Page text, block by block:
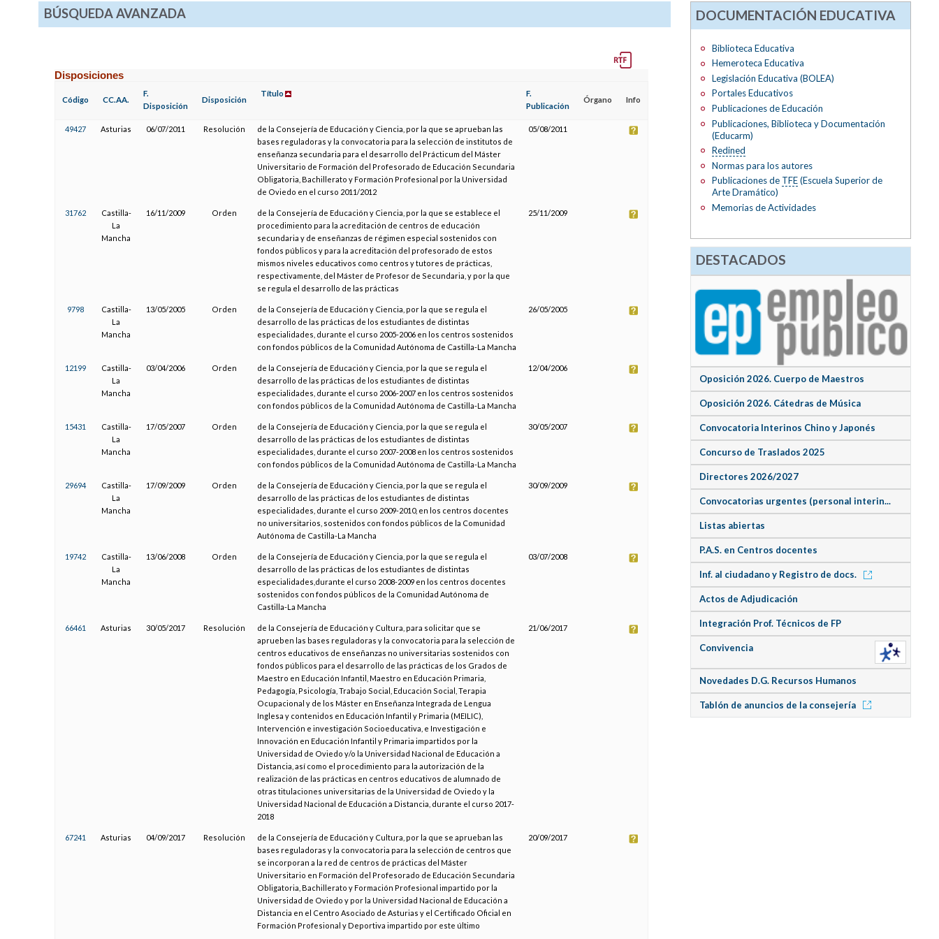
BÚSQUEDA AVANZADA
Disposiciones
Código CC.AA.
F.
Disposición
Disposición
Título
F.
Publicación
Órgano Info
49427 Asturias 06/07/2011 Resolución
de la Consejería de Educación y Ciencia, por la que se aprueban las
bases reguladoras y la convocatoria para la selección de institutos de
enseñanza secundaria para el desarrollo del Prácticum del Máster
Universitario de Formación del Profesorado de Educación Secundaria
Obligatoria, Bachillerato y Formación Profesional por la Universidad
de Oviedo en el curso 2011/2012
05/08/2011
31762
Castilla-
La
Mancha
16/11/2009 Orden
de la Consejería de Educación y Ciencia, por la que se establece el
procedimiento para la acreditación de centros de educación
secundaria y de enseñanzas de régimen especial sostenidos con
fondos públicos y para la acreditación del profesorado de estos
mismos niveles educativos como centros y tutores de prácticas,
respectivamente, del Máster de Profesor de Secundaria, y por la que
se regula el desarrollo de las prácticas
25/11/2009
9798
Castilla-
La
Mancha
13/05/2005 Orden
de la Consejería de Educación y Ciencia, por la que se regula el
desarrollo de las prácticas de los estudiantes de distintas
especialidades, durante el curso 2005-2006 en los centros sostenidos
con fondos públicos de la Comunidad Autónoma de Castilla-La Mancha
26/05/2005
12199
Castilla-
La
Mancha
03/04/2006 Orden
de la Consejería de Educación y Ciencia, por la que se regula el
desarrollo de las prácticas de los estudiantes de distintas
especialidades, durante el curso 2006-2007 en los centros sostenidos
con fondos públicos de la Comunidad Autónoma de Castilla-La Mancha
12/04/2006
15431
Castilla-
La
Mancha
17/05/2007 Orden
de la Consejería de Educación y Ciencia, por la que se regula el
desarrollo de las prácticas de los estudiantes de distintas
especialidades, durante el curso 2007-2008 en los centros sostenidos
con fondos públicos de la Comunidad Autónoma de Castilla-La Mancha
30/05/2007
29694
Castilla-
La
Mancha
17/09/2009 Orden
de la Consejería de Educación y Ciencia, por la que se regula el
desarrollo de las prácticas de los estudiantes de distintas
especialidades, durante el curso 2009-2010, en los centros docentes
no universitarios, sostenidos con fondos públicos de la Comunidad
Autónoma de Castilla-La Mancha
30/09/2009
19742
Castilla-
La
Mancha
13/06/2008 Orden
de la Consejería de Educación y Ciencia, por la que se regula el
desarrollo de las prácticas de los estudiantes de distintas
especialidades,durante el curso 2008-2009 en los centros docentes
sostenidos con fondos públicos de la Comunidad Autónoma de
Castilla-La Mancha
03/07/2008
66461 Asturias 30/05/2017 Resolución
de la Consejería de Educación y Cultura, para solicitar que se
aprueben las bases reguladoras y la convocatoria para la selección de
centros educativos de enseñanzas no universitarias sostenidos con
fondos públicos para el desarrollo de las prácticas de los Grados de
Maestro en Educación Infantil, Maestro en Educación Primaria,
Pedagogía, Psicología, Trabajo Social, Educación Social, Terapia
Ocupacional y de los Máster en Enseñanza Integrada de Lengua
Inglesa y contenidos en Educación Infantil y Primaria (MEILIC),
Intervención e investigación Socioeducativa, e Investigación e
Innovación en Educación Infantil y Primaria impartidos por la
Universidad de Oviedo y/o la Universidad Nacional de Educación a
Distancia, así como el procedimiento para la autorización de la
realización de las prácticas en centros educativos de alumnado de
otras titulaciones universitarias de la Universidad de Oviedo y la
Universidad Nacional de Educación a Distancia, durante el curso 2017-
2018
21/06/2017
67241 Asturias 04/09/2017 Resolución
de la Consejería de Educación y Cultura, por la que se aprueban las
bases reguladoras y la convocatoria para la selección de centros que
se incorporan a la red de centros de prácticas del Máster
Universitario en Formación del Profesorado de Educación Secundaria
Obligatoria, Bachillerato y Formación Profesional impartido por la
Universidad de Oviedo y por la Universidad Nacional de Educación a
Distancia en el Centro Asociado de Asturias y el Certificado Oficial en
Formación Profesional y Deportiva impartido por este último
20/09/2017
DOCUMENTACIÓN EDUCATIVA
Biblioteca Educativa
Hemeroteca Educativa
Legislación Educativa (BOLEA)
Portales Educativos
Publicaciones de Educación
Publicaciones, Biblioteca y Documentación
(Educarm)
Redined
Normas para los autores
Publicaciones de TFE(Escuela Superior de
Arte Dramático)
Memorias de Actividades
DESTACADOS
Oposición 2026. Cuerpo de Maestros
Oposición 2026. Cátedras de Música
Convocatoria Interinos Chino y Japonés
Concurso de Traslados 2025
Directores 2026/2027
Convocatorias urgentes (personal interin...
Listas abiertas
P.A.S. en Centros docentes
Inf. al ciudadano y Registro de docs.
Actos de Adjudicación
Integración Prof. Técnicos de FP
Convivencia
Novedades D.G. Recursos Humanos
Tablón de anuncios de la consejería